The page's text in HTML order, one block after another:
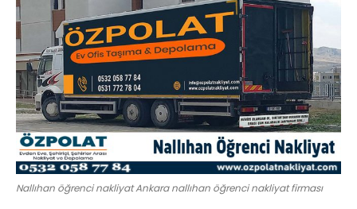
Nallıhan öğrenci nakliyat Ankara nallıhan öğrenci nakliyat firması